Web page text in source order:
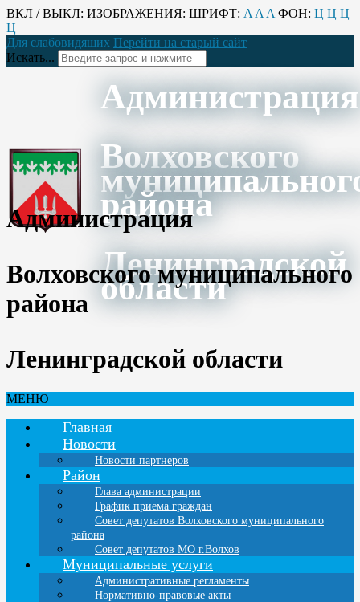
ВКЛ / ВЫКЛ: ИЗОБРАЖЕНИЯ: ШРИФТ: A A A ФОН: Ц Ц Ц
Ц
Для слабовидящих Перейти на старый сайт
Искать...
Администрация
Волховского
района
Ленинградской
области
Администрация
Волховского муниципального
района
Ленинградской области
МЕНЮ
Главная
Новости
Новости партнеров
Район
Глава администрации
График приема граждан
Совет депутатов Волховского муниципального
района
Совет депутатов МО г.Волхов
Муниципальные услуги
Административные регламенты
Нормативно-правовые акты